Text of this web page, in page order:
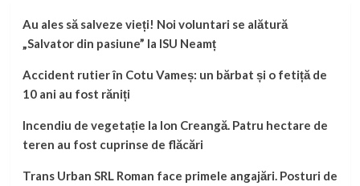
Au ales să salveze vieți! Noi voluntari se alătură
„Salvator din pasiune” la ISU Neamț
Accident rutier în Cotu Vameș: un bărbat și o fetiță de
10 ani au fost răniți
Incendiu de vegetație la Ion Creangă. Patru hectare de
teren au fost cuprinse de flăcări
Trans Urban SRL Roman face primele angajări. Posturi de